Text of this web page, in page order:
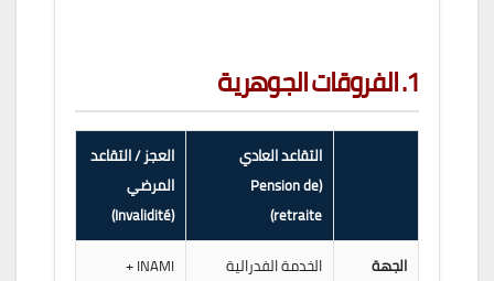
1. الفروقات الجوهرية
التقاعد العادي
(Pension de
retraite)
العجز / التقاعد
المرضي
(Invalidité)
الجهة
الخدمة الفدرالية
INAMI +